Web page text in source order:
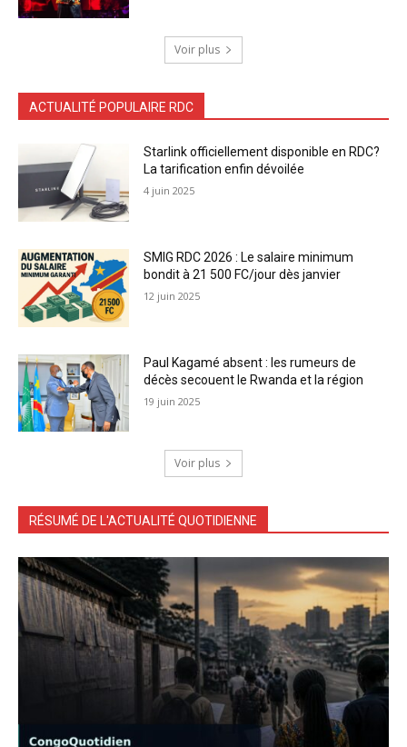
Voir plus
ACTUALITÉ POPULAIRE RDC
Starlink officiellement disponible en RDC?
La tarification enfin dévoilée
4 juin 2025
SMIG RDC 2026 : Le salaire minimum
bondit à 21 500 FC/jour dès janvier
12 juin 2025
Paul Kagamé absent : les rumeurs de
décès secouent le Rwanda et la région
19 juin 2025
Voir plus
RÉSUMÉ DE L'ACTUALITÉ QUOTIDIENNE